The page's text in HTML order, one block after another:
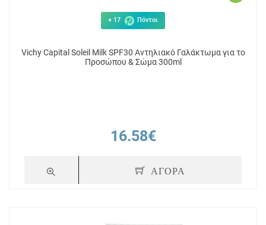
+ 17 Πόντοι
Vichy Capital Soleil Milk SPF30 Αντηλιακό Γαλάκτωμα για το
Προσώπου & Σώμα 300ml
16.58€
ΑΓΟΡΑ